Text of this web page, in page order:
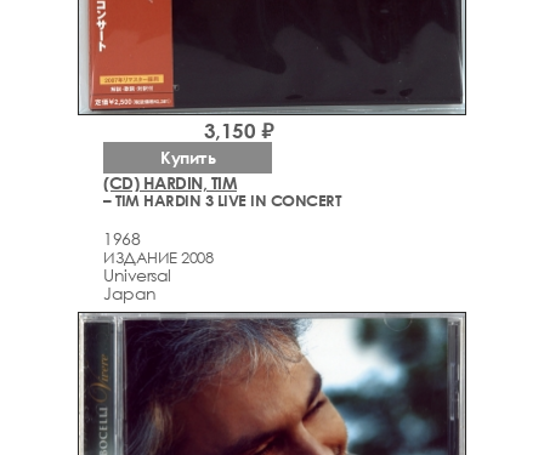
(CD) HARDIN, TIM
– TIM HARDIN 3 LIVE IN CONCERT
1968
ИЗДАНИЕ 2008
Universal
Japan
3,150 ₽
Купить